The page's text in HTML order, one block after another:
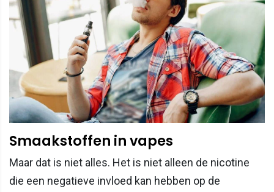
Smaakstoffen in vapes
Maar dat is niet alles. Het is niet alleen de nicotine
die een negatieve invloed kan hebben op de